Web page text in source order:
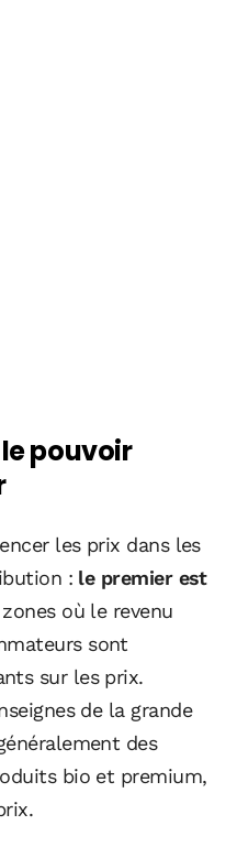
pouvoir
les prix dans les
: le premier est
où le revenu
sont
sur les prix.
de la grande
des
bio et premium,